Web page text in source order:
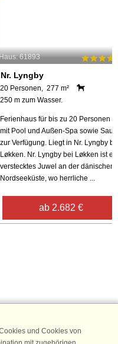
61893
Nr. Lyngby
20 Personen, 277 m²
250 m zum Wasser.
Ferienhaus für bis zu 20 Personen –
mit Pool und Außen-Spa sowie
zur Verfügung. Liegt in Nr. Lyngby
Løkken. Nr. Lyngby bei Løkken ist
verstecktes Juwel an der dänischen
Nordseeküste, wo herrliche ...
ab 2.682 €
Fans an
von 25 €für Ihren nächsten
für den DanCenter Newsletter
und Cookies von